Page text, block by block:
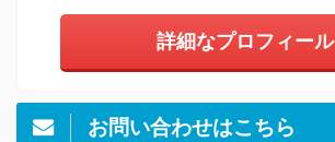
詳細なプロフィール
お問い合わせはこちら